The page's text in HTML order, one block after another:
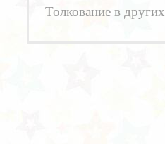
Толкование в